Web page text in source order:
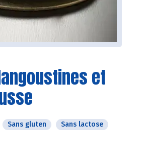
et
Sans gluten
Sans lactose